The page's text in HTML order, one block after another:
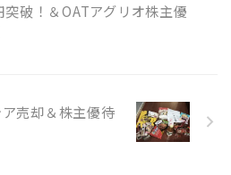
突破！＆OATアグリオ株主優
売却＆株主優待